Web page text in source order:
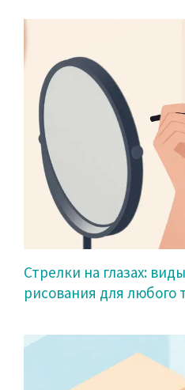
Стрелки на глазах:
рисования для любого